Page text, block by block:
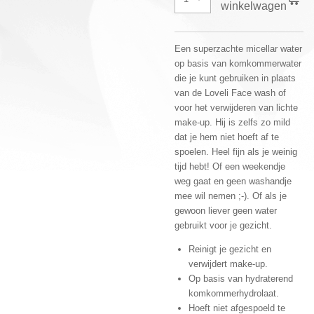
winkelwagen
Een superzachte micellar water
op basis van komkommerwater
die je kunt gebruiken in plaats
van de Loveli Face wash of
voor het verwijderen van lichte
make-up. Hij is zelfs zo mild
dat je hem niet hoeft af te
spoelen. Heel fijn als je weinig
tijd hebt! Of een weekendje
weg gaat en geen washandje
mee wil nemen ;-). Of als je
gewoon liever geen water
gebruikt voor je gezicht.
Reinigt je gezicht en
verwijdert make-up.
Op basis van hydraterend
komkommerhydrolaat.
Hoeft niet afgespoeld te